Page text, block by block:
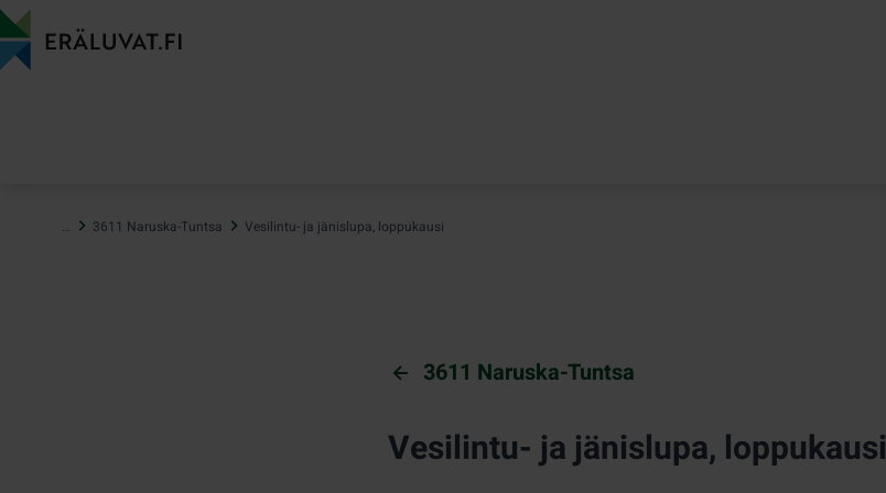
Hyppää
sisältöön
… 3611 Naruska-Tuntsa Vesilintu- ja jänislupa, loppukausi
3611 Naruska-Tuntsa
Vesilintu- ja jänislupa, loppukausi